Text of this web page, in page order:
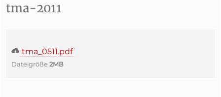
tma-2011
tma_0511.pdf
Dateigröße 2MB